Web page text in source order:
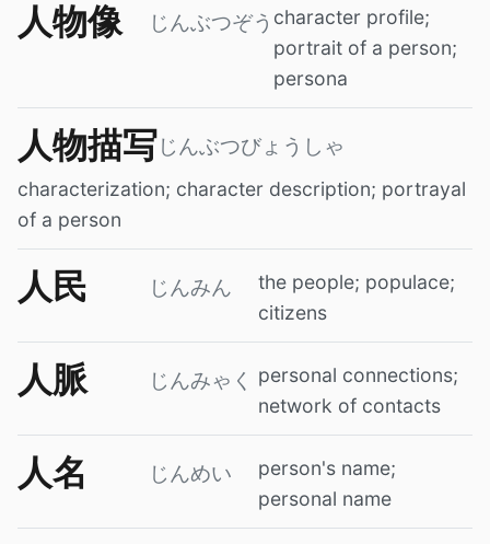
人物像 じんぶつぞう character profile;
portrait of a person;
persona
人物描写じんぶつびょうしゃ
characterization; character description; portrayal
of a person
人民 じんみん
the people; populace;
citizens
人脈 じんみゃく
personal connections;
network of contacts
人名 じんめい
person's name;
personal name